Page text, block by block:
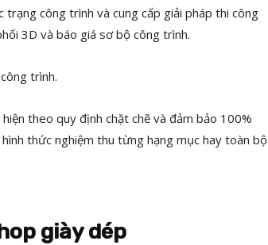
công trình và cung cấp giải pháp thi công
3D và báo giá sơ bộ công trình.
trình.
theo quy định chặt chẽ và đảm bảo 100%
thức nghiệm thu từng hạng mục hay toàn bộ
giày dép